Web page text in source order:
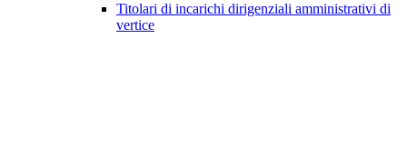
Titolari di incarichi dirigenziali amministrativi di
vertice